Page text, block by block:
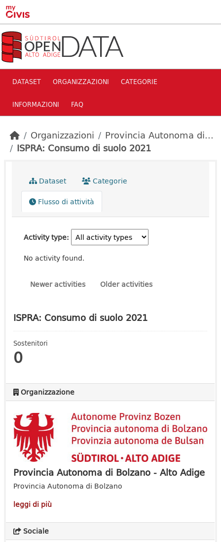
Skip to main content
DATASET ORGANIZZAZIONI CATEGORIE
INFORMAZIONI FAQ
Organizzazioni
Provincia Autonoma di...
ISPRA: Consumo di suolo 2021
ISPRA: Consumo di suolo 2021
Sostenitori
0
Organizzazione
Provincia Autonoma di Bolzano - Alto Adige
Provincia Autonoma di Bolzano
leggi di più
Sociale
Dataset
Categorie
Flusso di attività
Activity type
No activity found.
Newer activities Older activities